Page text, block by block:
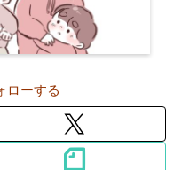
ローする